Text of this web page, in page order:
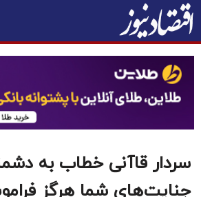
سردار قاآنی خطاب به
جنایت‌های شما هرگز